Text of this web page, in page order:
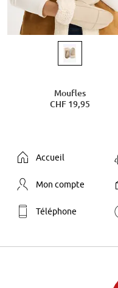
Moufles
CHF 19,95
Accueil
Mon compte
Téléphone